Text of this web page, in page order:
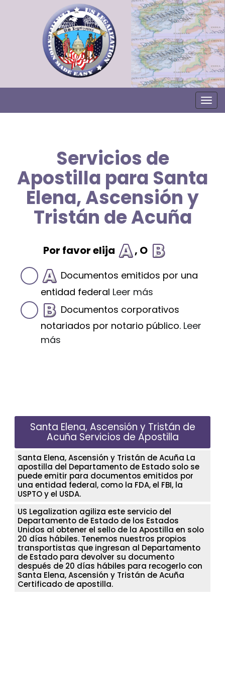
Servicios de
Apostilla para Santa
Elena, Ascensión y
Tristán de Acuña
Por favor elija , O
Documentos emitidos por una
entidad federal Leer más
Documentos corporativos
notariados por notario público. Leer
más
Santa Elena, Ascensión y Tristán de
Acuña Servicios de Apostilla
Santa Elena, Ascensión y Tristán de Acuña La
apostilla del Departamento de Estado solo se
puede emitir para documentos emitidos por
una entidad federal, como la FDA, el FBI, la
USPTO y el USDA.
US Legalization agiliza este servicio del
Departamento de Estado de los Estados
Unidos al obtener el sello de la Apostilla en solo
20 días hábiles. Tenemos nuestros propios
transportistas que ingresan al Departamento
de Estado para devolver su documento
después de 20 días hábiles para recogerlo con
Santa Elena, Ascensión y Tristán de Acuña
Certificado de apostilla.